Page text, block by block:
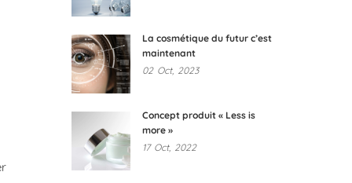
La cosmétique du futur c’est
maintenant
02 Oct, 2023
Concept produit « Less is
more »
17 Oct, 2022